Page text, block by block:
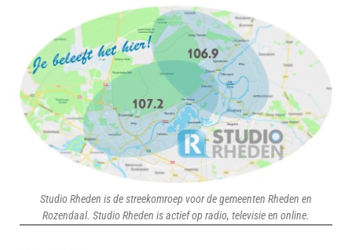
Studio Rheden is de streekomroep voor de gemeenten Rheden en
Rozendaal. Studio Rheden is actief op radio, televisie en online.